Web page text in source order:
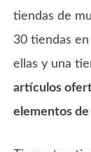
tiendas de
30 tiendas
ellas y una
artículos
elementos